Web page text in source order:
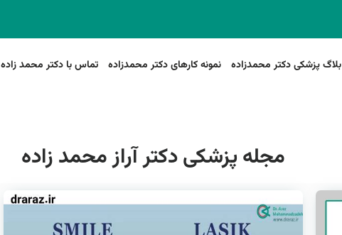
بلاگ پزشکی دکتر محمدزاده نمونه کارهای دکتر محمدزاده تماس با دکتر محمد زاده
مجله پزشکی دکتر آراز محمد زاده